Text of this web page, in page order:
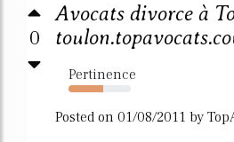
0
Avocats divorce à
Pertinence
56%
Posted on 01/08/2011 by